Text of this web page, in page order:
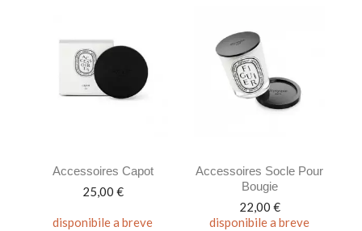
Accessoires Capot
Prezzo
25,00 €
disponibile a breve
Accessoires Socle Pour
Bougie
Prezzo
22,00 €
disponibile a breve